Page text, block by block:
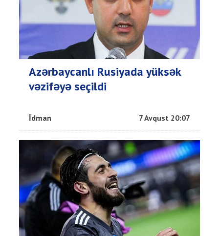
Azərbaycanlı Rusiyada yüksək
vəzifəyə seçildi
İdman 7 Avqust 20:07